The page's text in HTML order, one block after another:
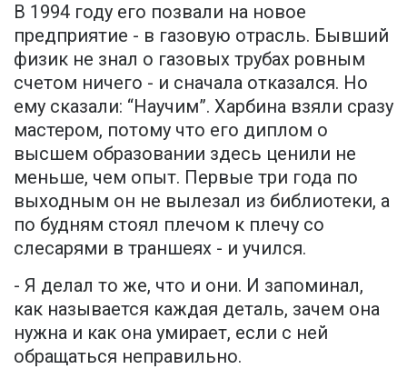
В 1994 году его позвали на новое
предприятие - в газовую отрасль. Бывший
физик не знал о газовых трубах ровным
счетом ничего - и сначала отказался. Но
ему сказали: “Научим”. Харбина взяли сразу
мастером, потому что его диплом о
высшем образовании здесь ценили не
меньше, чем опыт. Первые три года по
выходным он не вылезал из библиотеки, а
по будням стоял плечом к плечу со
слесарями в траншеях - и учился.
- Я делал то же, что и они. И запоминал,
как называется каждая деталь, зачем она
нужна и как она умирает, если с ней
обращаться неправильно.